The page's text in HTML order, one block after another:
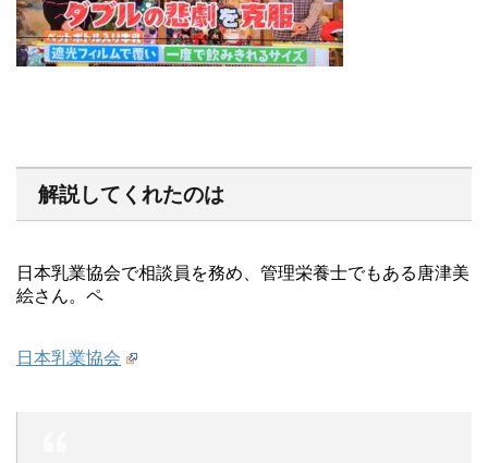
解説してくれたのは
日本乳業協会で相談員を務め、管理栄養士でもある唐津美
絵さん。ペ
日本乳業協会